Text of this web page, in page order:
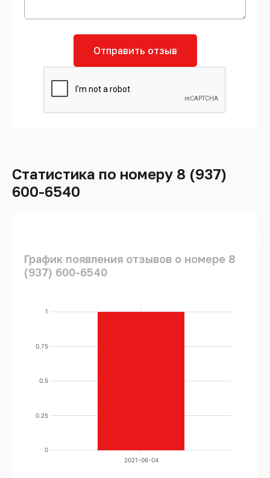
Отправить отзыв
Статистика по номеру 8 (937)
600-6540
График появления отзывов о номере 8
(937) 600-6540
0
0.25
0.5
0.75
1
2021-06-04